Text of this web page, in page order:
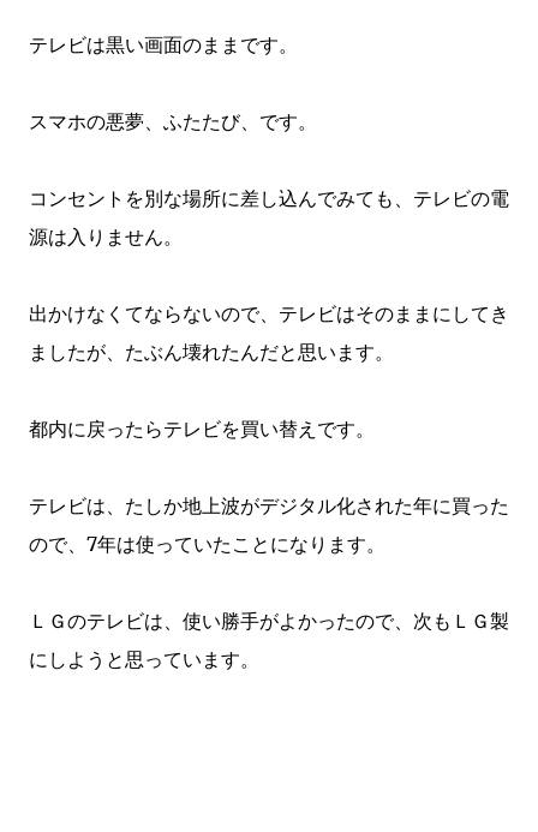
テレビは黒い画面のままです。
スマホの悪夢、ふたたび、です。
コンセントを別な場所に差し込んでみても、テレビの電
源は入りません。
出かけなくてならないので、テレビはそのままにしてき
ましたが、たぶん壊れたんだと思います。
都内に戻ったらテレビを買い替えです。
テレビは、たしか地上波がデジタル化された年に買った
ので、7年は使っていたことになります。
ＬＧのテレビは、使い勝手がよかったので、次もＬＧ製
にしようと思っています。